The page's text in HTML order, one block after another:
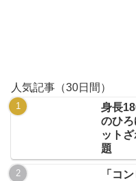
人気記事（30日間）
身長
のひ
ット
題
「コ